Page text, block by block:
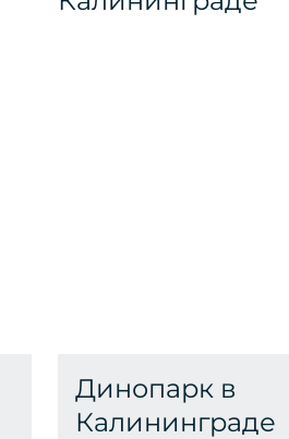
Динопарк в
Калининграде